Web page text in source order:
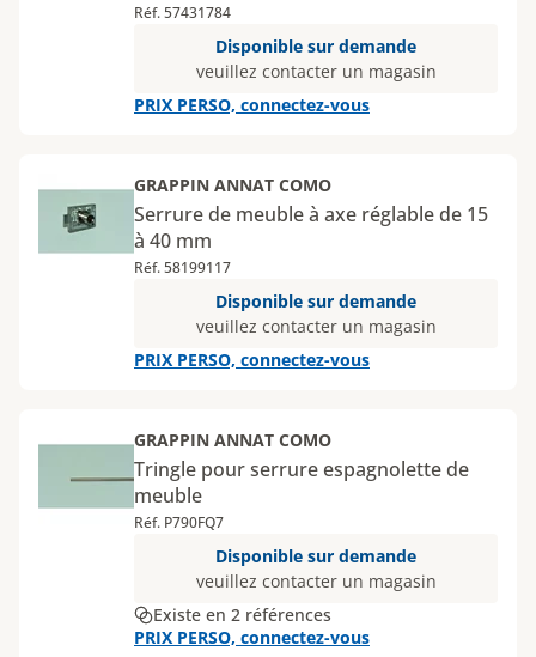
Réf. 57431784
Disponible sur demande
veuillez contacter un magasin
PRIX PERSO, connectez-vous
GRAPPIN ANNAT COMO
Serrure de meuble à axe réglable de 15
à 40 mm
Réf. 58199117
Disponible sur demande
veuillez contacter un magasin
PRIX PERSO, connectez-vous
GRAPPIN ANNAT COMO
Tringle pour serrure espagnolette de
meuble
Réf. P790FQ7
Disponible sur demande
veuillez contacter un magasin
Existe en 2 références
PRIX PERSO, connectez-vous